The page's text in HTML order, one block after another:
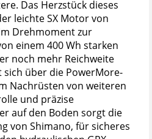
Das Herzstück dieses
leichte SX Motor von
Drehmoment zur
einem 400 Wh starken
noch mehr Reichweite
über die PowerMore-
Nachrüsten von weiteren
und präzise
auf den Boden sorgt die
von Shimano, für sicheres